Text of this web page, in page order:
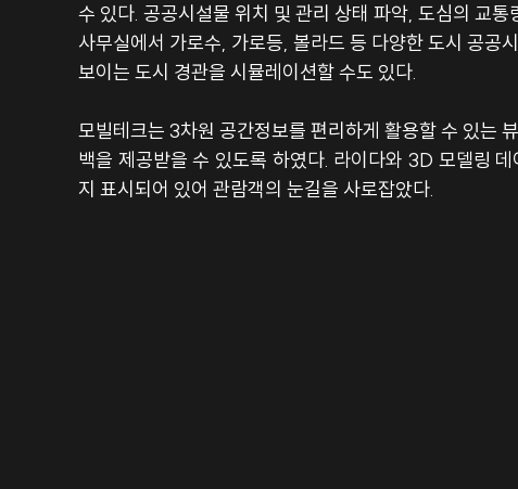
수 있다. 공공시설물 위치 및 관리 상태 파악, 도심의 교
사무실에서 가로수, 가로등, 볼라드 등 다양한 도시 공공
보이는 도시 경관을 시뮬레이션할 수도 있다.
모빌테크는 3차원 공간정보를 편리하게 활용할 수 있는
백을 제공받을 수 있도록 하였다. 라이다와 3D 모델링
지 표시되어 있어 관람객의 눈길을 사로잡았다.